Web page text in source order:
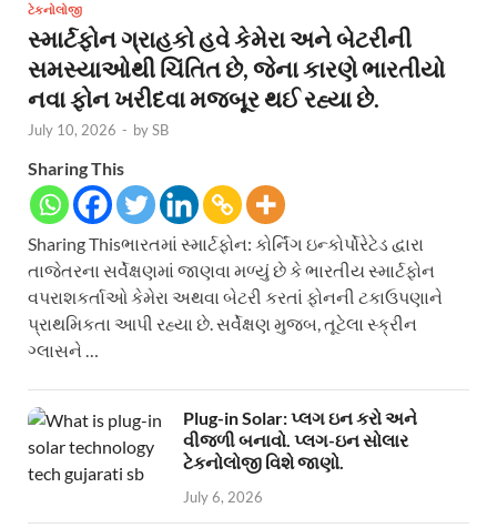
ટેકનોલોજી
સ્માર્ટફોન ગ્રાહકો હવે કેમેરા અને બેટરીની
સમસ્યાઓથી ચિંતિત છે, જેના કારણે ભારતીયો
નવા ફોન ખરીદવા મજબૂર થઈ રહ્યા છે.
July 10, 2026 - bySB
Sharing This
Sharing Thisભારતમાં સ્માર્ટફોન: કોર્નિંગ ઇન્કોર્પોરેટેડ દ્વારા
તાજેતરના સર્વેક્ષણમાં જાણવા મળ્યું છે કે ભારતીય સ્માર્ટફોન
વપરાશકર્તાઓ કેમેરા અથવા બેટરી કરતાં ફોનની ટકાઉપણાને
પ્રાથમિકતા આપી રહ્યા છે. સર્વેક્ષણ મુજબ, તૂટેલા સ્ક્રીન
ગ્લાસને …
Plug-in Solar: પ્લગ ઇન કરો અને
વીજળી બનાવો. પ્લગ-ઇન સોલાર
ટેકનોલોજી વિશે જાણો.
July 6, 2026